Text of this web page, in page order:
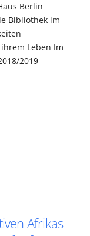
Berlin
Bibliothek im
Leben Im
2019
Afrikas